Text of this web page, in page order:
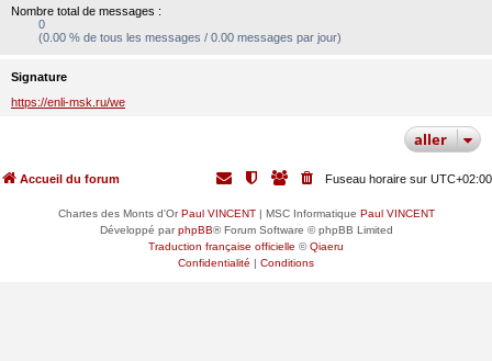
Nombre total de messages :
0
(0.00 % de tous les messages / 0.00 messages par jour)
Signature
https://enli-msk.ru/we
aller
Accueil du forum Fuseau horaire sur UTC+02:00
Chartes des Monts d'OrPaul VINCENT| MSC Informatique Paul VINCENT
Développé parphpBB® Forum Software © phpBB Limited
Traduction française officielle ©Qiaeru
Confidentialité | Conditions